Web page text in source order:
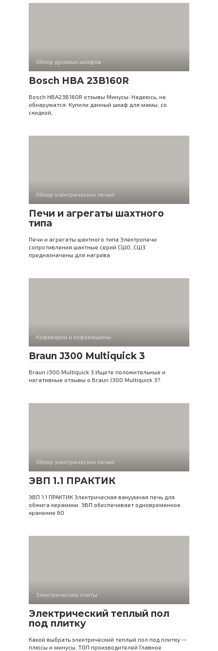
Обзор духовых шкафов
Bosch HBA 23B160R
Bosch HBA23B160R отзывы Минусы: Надеюсь, не
обнаружатся. Купили данный шкаф для мамы, со
скидкой,
Обзор электрических печей
Печи и агрегаты шахтного
типа
Печи и агрегаты шахтного типа Электропечи
сопротивления шахтные серий СШО, СШЗ
предназначены для нагрева
Кофеварки и кофемашины
Braun J300 Multiquick 3
Braun J300 Multiquick 3 Ищете положительные и
негативные отзывы о Braun J300 Multiquick 3?
Обзор электрических печей
ЭВП 1.1 ПРАКТИК
ЭВП 1.1 ПРАКТИК Электрическая вакуумная печь для
обжига керамики. ЭВП обеспечивает одновременное
хранение 60
Электрические плиты
Электрический теплый пол
под плитку
Какой выбрать электрический теплый пол под плитку —
плюсы и минусы, ТОП производителей Главное